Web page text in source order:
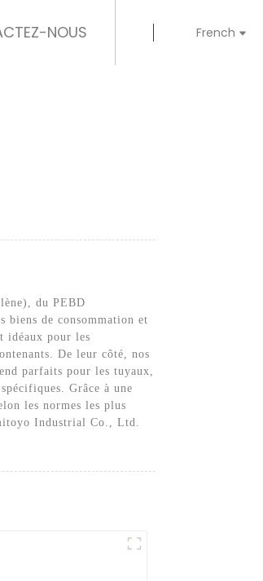
NOUS French
du PEBD
biens de consommation et
idéaux pour les
De leur côté, nos
parfaits pour les tuyaux,
Grâce à une
les normes les plus
Industrial Co., Ltd.